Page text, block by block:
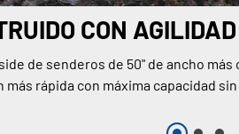
CON
de senderos de 50" de ancho
más rápida con máxima capacidad